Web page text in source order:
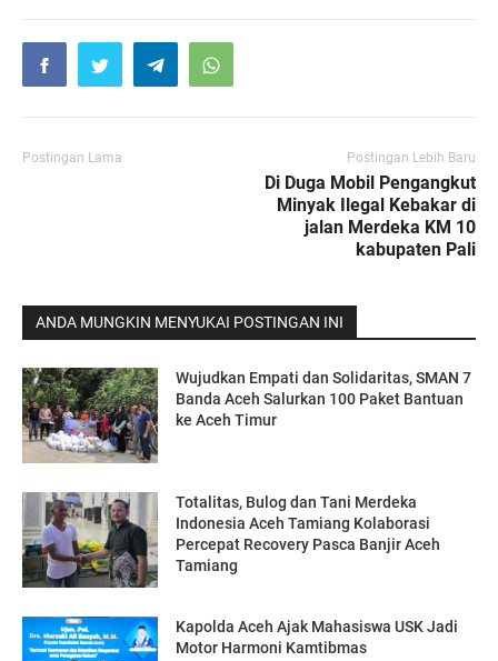
Postingan Lama Postingan Lebih Baru
Di Duga Mobil Pengangkut
Minyak Ilegal Kebakar di
jalan Merdeka KM 10
kabupaten Pali
ANDA MUNGKIN MENYUKAI POSTINGAN INI
Wujudkan Empati dan Solidaritas, SMAN 7
Banda Aceh Salurkan 100 Paket Bantuan
ke Aceh Timur
Totalitas, Bulog dan Tani Merdeka
Indonesia Aceh Tamiang Kolaborasi
Percepat Recovery Pasca Banjir Aceh
Tamiang
Kapolda Aceh Ajak Mahasiswa USK Jadi
Motor Harmoni Kamtibmas